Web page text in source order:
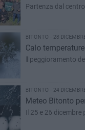
Partenza dal
BITONTO - 28
Calo
ll peggioramento
BITONTO - 24
Meteo Bitonto
Il 25 e 26 dicembre